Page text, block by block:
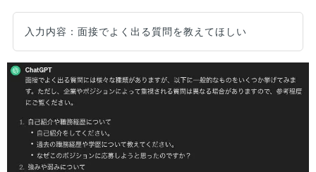
入力内容：面接でよく出る質問を教えてほしい